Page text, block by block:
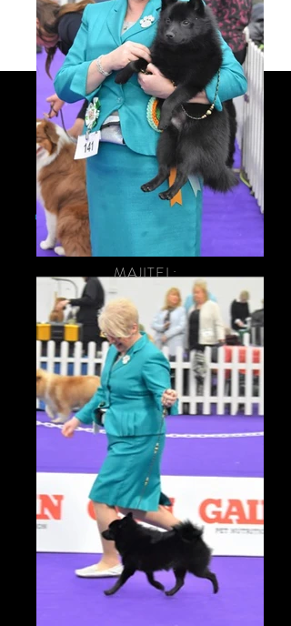
AERO
Alpha Nero
nar.06. 08. 2018, aka"ŽLUTINKA"
Otec:Revloch Ed Turner At Dencas
Matka:
Leyu Sammy
MAJITEL:
Žluti je naše: Alpha Nero
Kennels, CZ
Tituly:
Interšampion
Šampion CZ - H -CMKU
Klubový šampion
Junior Šampion Rakouska
Junior Šampion ČR
Klubový Junioršampion
Kvalifikace Crufts 2020
Klubový vítez mladých
Národní vítez